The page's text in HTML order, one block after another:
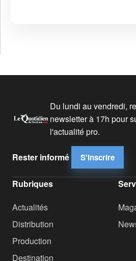
Du lundi au vendredi,
newsletter à 17h pour
l'actualité pro.
Rester informé S'inscrire
Rubriques
Actualités
Distribution
Production
Destination